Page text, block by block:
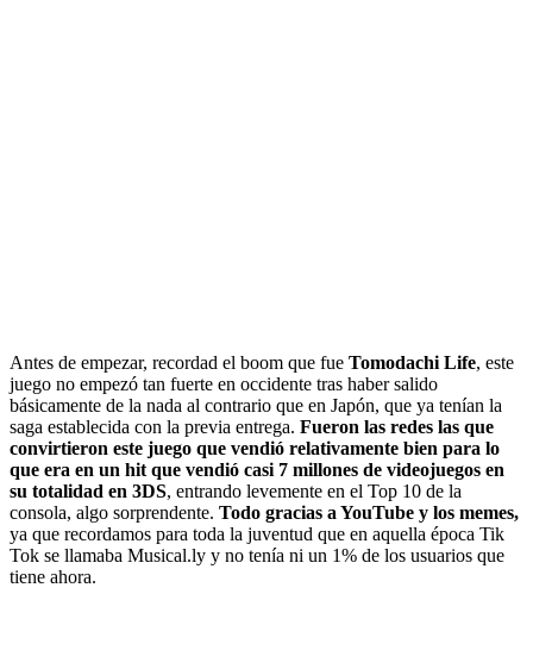
Antes de empezar, recordad el boom que fue Tomodachi Life, este
juego no empezó tan fuerte en occidente tras haber salido
básicamente de la nada al contrario que en Japón, que ya tenían la
saga establecida con la previa entrega. Fueron las redes las que
convirtieron este juego que vendió relativamente bien para lo
que era en un hit que vendió casi 7 millones de videojuegos en
su totalidad en 3DS, entrando levemente en el Top 10 de la
consola, algo sorprendente. Todo gracias a YouTube y los memes,
ya que recordamos para toda la juventud que en aquella época Tik
Tok se llamaba Musical.ly y no tenía ni un 1% de los usuarios que
tiene ahora.